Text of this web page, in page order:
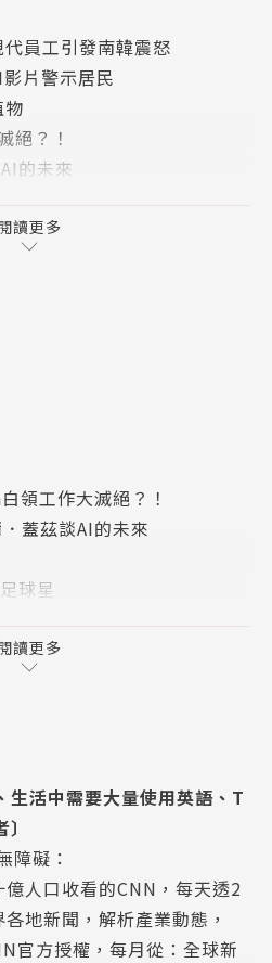
員工引發南韓震怒
片警示居民
絕？！
的未來
門樣樣行
one’s head棲身之所；住
的以房養老制
起飛
推動無核武世界
危機
讀更多
領工作大滅絕？！
蓋茲談AI的未來
球星
突破
在日本起飛
本持續推動無核武世界
臨倒閉危機
手抓飯大亂鬥
讀更多
生活中需要大量使用英語、T
障礙：
人口收看的CNN，每天透2
地新聞，解析產業動態，
官方授權，每月從：全球新